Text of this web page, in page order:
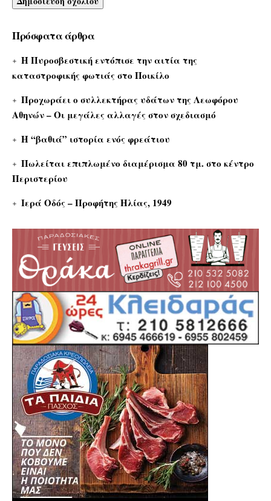
Πρόσφατα άρθρα
Η Πυροσβεστική εντόπισε την αιτία της
καταστροφικής φωτιάς στο Ποικίλο
Προχωράει ο συλλεκτήρας υδάτων της Λεωφόρου
Αθηνών – Οι μεγάλες αλλαγές στον σχεδιασμό
Η “βαθιά” ιστορία ενός φρεάτιου
Πωλείται επιπλωμένο διαμέρισμα 80 τμ. στο κέντρο
Περιστερίου
Ιερά Οδός – Προφήτης Ηλίας, 1949